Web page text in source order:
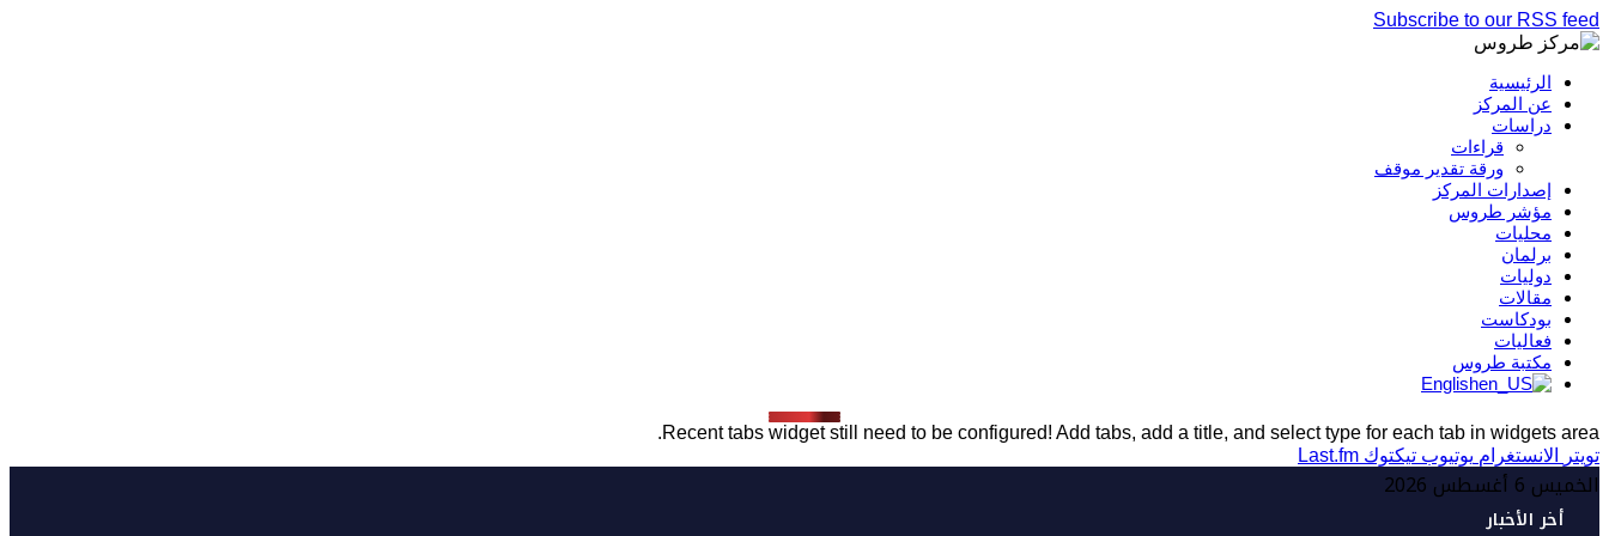
Subscribe to our RSS feed
الرئيسية
عن المركز
دراسات
قراءات
ورقة تقدير موقف
إصدارات المركز
مؤشر طروس
محليات
برلمان
دوليات
مقالات
بودكاست
فعاليات
مكتبة طروس
English
Recent tabs widget still need to be configured! Add tabs, add a title, and select type for each tab in widgets area.
تويتر
الانستغرام يوتيوب تيكتوك Last.fm
الخميس 6 أغسطس 2026
أخر الأخبار